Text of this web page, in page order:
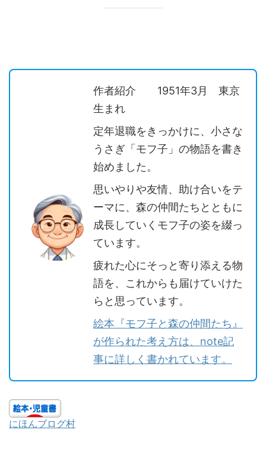
作者紹介 1951年3月 東京
生まれ
定年退職をきっかけに、小さな
うさぎ「モフ子」の物語を書き
始めました。
思いやりや友情、助け合いをテ
ーマに、森の仲間たちとともに
成長していくモフ子の姿を綴っ
ています。
疲れた心にそっと寄り添える物
語を、これからも届けていけた
らと思っています。
絵本『モフ子と森の仲間たち』
が作られた考え方は、note記
事に詳しく書かれています。
にほんブログ村